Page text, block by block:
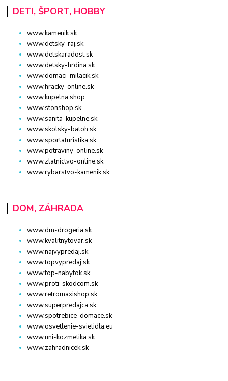
DETI, ŠPORT, HOBBY
www.kamenik.sk
www.detsky-raj.sk
www.detskaradost.sk
www.detsky-hrdina.sk
www.domaci-milacik.sk
www.hracky-online.sk
www.kupelna.shop
www.stonshop.sk
www.sanita-kupelne.sk
www.skolsky-batoh.sk
www.sportaturistika.sk
www.potraviny-online.sk
www.zlatnictvo-online.sk
www.rybarstvo-kamenik.sk
DOM, ZÁHRADA
www.dm-drogeria.sk
www.kvalitnytovar.sk
www.najvypredaj.sk
www.topvypredaj.sk
www.top-nabytok.sk
www.proti-skodcom.sk
www.retromaxishop.sk
www.superpredajca.sk
www.spotrebice-domace.sk
www.osvetlenie-svietidla.eu
www.uni-kozmetika.sk
www.zahradnicek.sk